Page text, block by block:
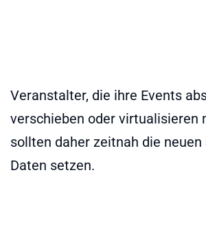
Veranstalter, die ihre Events
verschieben oder virtualisieren
sollten daher zeitnah die
Daten setzen.